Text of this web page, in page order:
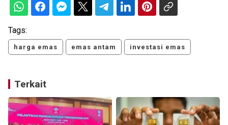
Tags:
harga emas emas antam investasi emas
Terkait